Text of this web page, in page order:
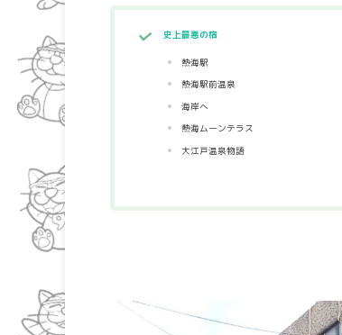
史上最悪の宿
熱海駅
熱海駅前温泉
海岸へ
熱海ムーンテラス
大江戸温泉物語